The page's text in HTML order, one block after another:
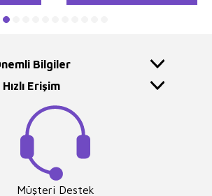
Bilgiler
Hızlı Erişim
Müşteri Destek